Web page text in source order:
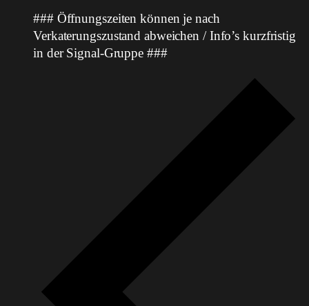
### Öffnungszeiten können je nach
Verkaterungszustand abweichen / Info’s kurzfristig
in der Signal-Gruppe ###